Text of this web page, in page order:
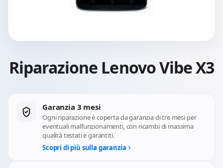
Riparazione Lenovo Vibe X3
Garanzia 3 mesi
Ogni riparazione è coperta da garanzia di tre mesi per
eventuali malfunzionamenti, con ricambi di massima
qualità testati e garantiti.
Scopri di più sulla garanzia